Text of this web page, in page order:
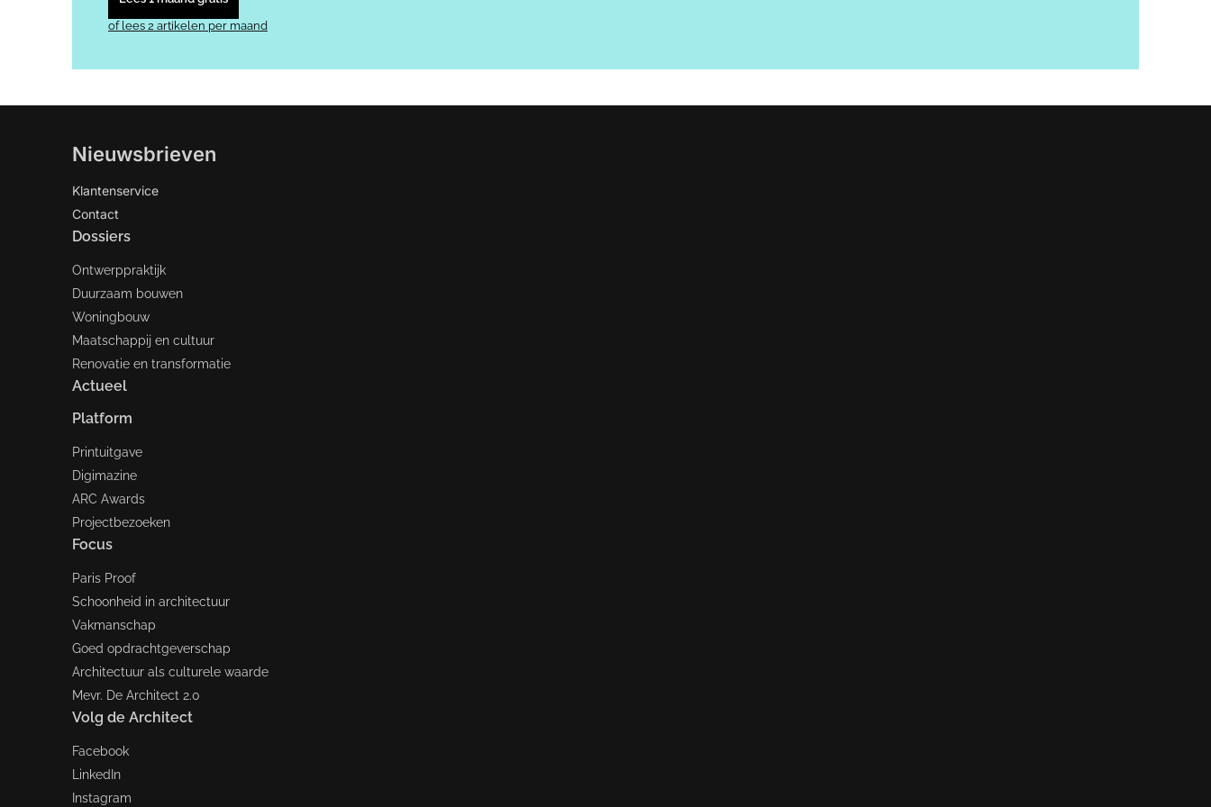
of lees 2 artikelen per maand
Nieuwsbrieven
Klantenservice
Contact
Dossiers
Ontwerppraktijk
Duurzaam bouwen
Woningbouw
Maatschappij en cultuur
Renovatie en transformatie
Actueel
Platform
Printuitgave
Digimazine
ARC Awards
Projectbezoeken
Focus
Paris Proof
Schoonheid in architectuur
Vakmanschap
Goed opdrachtgeverschap
Architectuur als culturele waarde
Mevr. De Architect 2.0
Volg de Architect
Facebook
LinkedIn
Instagram